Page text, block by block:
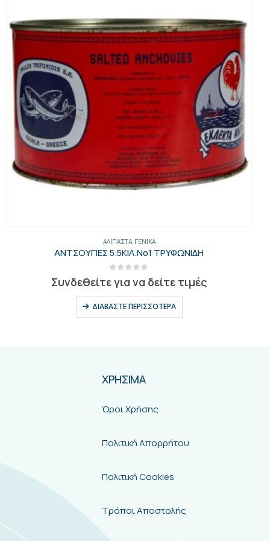
ΈΛΑΙΑ-ΕΛΙΈΣ-ΜΑΡΓΑΡΊΝΕΣ-ΤΟΥΡΣΊ
ΕΛΑΙΟΛΑΔΟ ΔΙΑΦΑΝΟ 5 ΛΙΤ “ΑΓΡΙΛΙΑ”
out of 5
Συνδεθείτε για να δείτε τιμές
ΔΙΑΒΆΣΤΕ ΠΕΡΙΣΣΌΤΕΡΑ
ΧΡΗΣΙΜΑ
Όροι Χρήσης
Πολιτική Απορρήτου
Πολιτική Cookies
Τρόποι Αποστολής